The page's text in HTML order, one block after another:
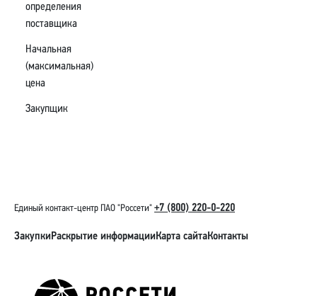
определения
поставщика
Начальная
(максимальная)
цена
Закупщик
Единый контакт-центр ПАО "Россети" +7 (800) 220-0-220
ЗакупкиРаскрытие информацииКарта сайтаКонтакты